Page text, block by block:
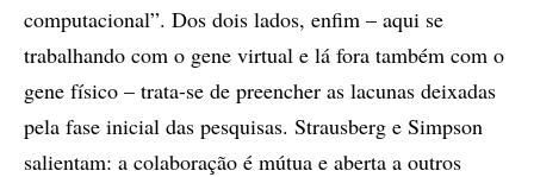
computacional”. Dos dois lados, enfim – aqui se
trabalhando com o gene virtual e lá fora também com o
gene físico – trata-se de preencher as lacunas deixadas
pela fase inicial das pesquisas. Strausberg e Simpson
salientam: a colaboração é mútua e aberta a outros